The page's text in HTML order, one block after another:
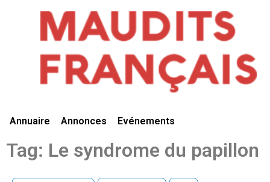
Annuaire Annonces Evénements
Tag: Le syndrome du papillon